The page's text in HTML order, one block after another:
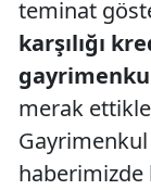
teminat
karşılığı
merak
Gayrimenkul
haberimizde